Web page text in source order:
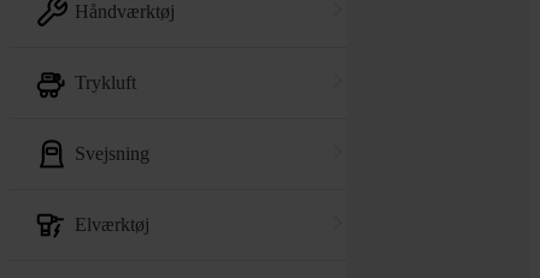
håndværktøj
trykluft
svejsning
elværktøj